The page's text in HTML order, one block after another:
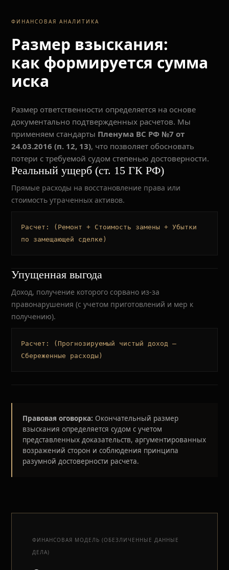
ФИНАНСОВАЯ АНАЛИТИКА
Размер взыскания:
как формируется сумма
иска
Размер ответственности определяется на основе
документально подтвержденных расчетов. Мы
применяем стандарты Пленума ВС РФ №7 от
24.03.2016 (п. 12, 13), что позволяет обосновать
потери с требуемой судом степенью достоверности.
Реальный ущерб (ст. 15 ГК РФ)
Прямые расходы на восстановление права или
стоимость утраченных активов.
Расчет: (Ремонт + Стоимость замены + Убытки
по замещающей сделке)
Упущенная выгода
Доход, получение которого сорвано из-за
правонарушения (с учетом приготовлений и мер к
получению).
Расчет: (Прогнозируемый чистый доход —
Сбереженные расходы)
Правовая оговорка: Окончательный размер
взыскания определяется судом с учетом
представленных доказательств, аргументированных
возражений сторон и соблюдения принципа
разумной достоверности расчета.
ФИНАНСОВАЯ МОДЕЛЬ (ОБЕЗЛИЧЕННЫЕ ДАННЫЕ
ДЕЛА)